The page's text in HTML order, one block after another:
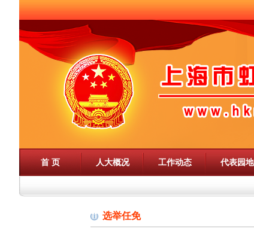
首 页 人大概况 工作动态 代表园地
选举任免